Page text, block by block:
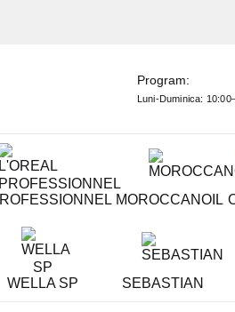
Program:
Luni-Duminica:
MOROCCANOIL
WELLA SP SEBASTIAN